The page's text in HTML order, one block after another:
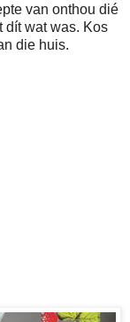
van onthou dié
dít wat was. Kos
die huis.